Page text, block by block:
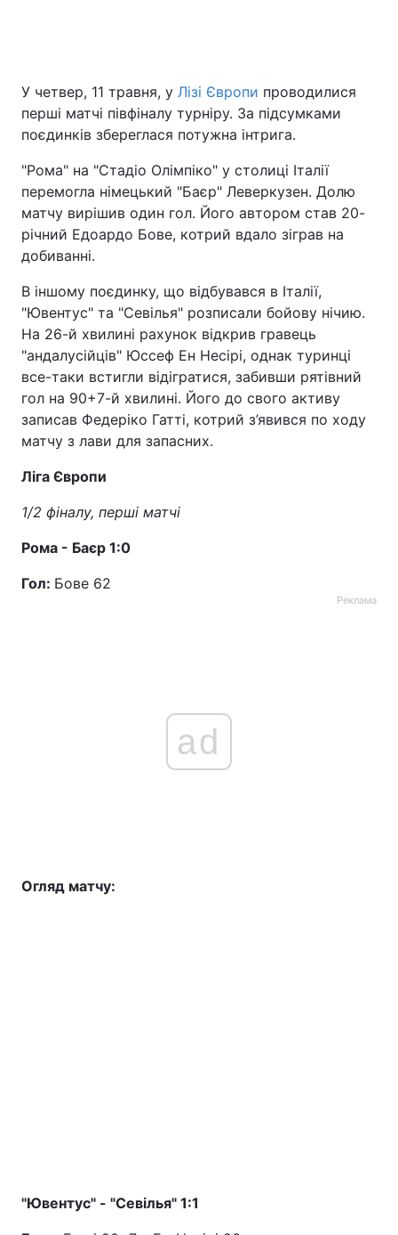
У четвер, 11 травня, у Лізі Європи проводилися
перші матчі півфіналу турніру. За підсумками
поєдинків збереглася потужна інтрига.
"Рома" на "Стадіо Олімпіко" у столиці Італії
перемогла німецький "Баєр" Леверкузен. Долю
матчу вирішив один гол. Його автором став 20-
річний Едоардо Бове, котрий вдало зіграв на
добиванні.
В іншому поєдинку, що відбувався в Італії,
"Ювентус" та "Севілья" розписали бойову нічию.
На 26-й хвилині рахунок відкрив гравець
"андалусійців" Юссеф Ен Несірі, однак туринці
все-таки встигли відігратися, забивши рятівний
гол на 90+7-й хвилині. Його до свого активу
записав Федеріко Гатті, котрий з’явився по ходу
матчу з лави для запасних.
Ліга Європи
1/2 фіналу, перші матчі
Рома - Баєр 1:0
Гол: Бове 62
Реклама
ad
Огляд матчу:
"Ювентус" - "Севілья" 1:1